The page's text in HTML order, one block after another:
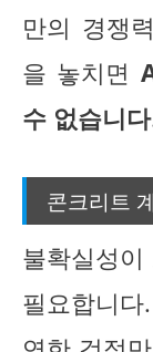
만의 경쟁
을 놓치면
수 없습니다
콘크리트
불확실성
필요합니